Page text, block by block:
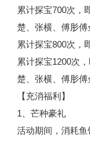
累计探宝700次，
楚、张横、傅肜傅
累计探宝800次，
累计探宝1200次
楚、张横、傅肜傅
【充消福利】
1、芒种豪礼
活动期间，消耗